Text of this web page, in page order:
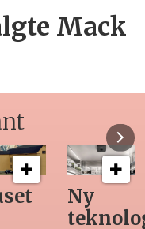
Mack
Siste
Horeca-